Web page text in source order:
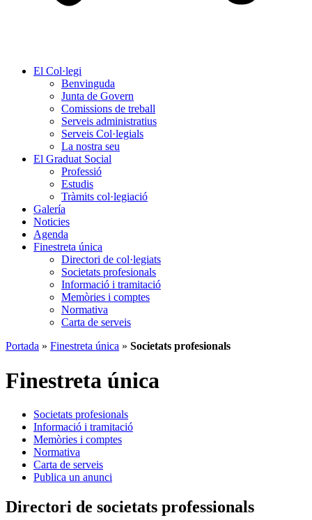
El Col·legi
Benvinguda
Junta de Govern
Comissions de treball
Serveis administratius
Serveis Col·legials
La nostra seu
El Graduat Social
Professió
Estudis
Tràmits col·legiació
Galería
Noticies
Agenda
Finestreta única
Directori de col·legiats
Societats profesionals
Informació i tramitació
Memòries i comptes
Normativa
Carta de serveis
Portada » Finestreta única » Societats profesionals
Finestreta única
Societats profesionals
Informació i tramitació
Memòries i comptes
Normativa
Carta de serveis
Publica un anunci
Directori de societats professionals